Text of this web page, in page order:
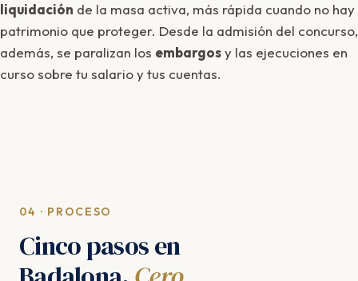
liquidación de la masa activa, más rápida cuando no hay
patrimonio que proteger. Desde la admisión del concurso,
además, se paralizan los embargosy las ejecuciones en
curso sobre tu salario y tus cuentas.
04 · PROCESO
Cinco pasos en